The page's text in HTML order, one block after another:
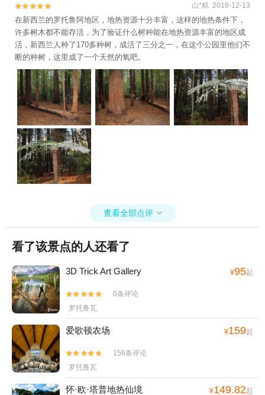

 山*糕 2018-12-13
在新西兰的罗托鲁阿地区，地热资源十分丰富，这样的地热条件下，
许多树木都不能存活，为了验证什么树种能在地热资源丰富的地区成
活，新西兰人种了170多种树，成活了三分之一，在这个公园里他们不
断的种树，这里成了一个天然的氧吧。
查看全部点评 
看了该景点的人还看了
3D Trick Art Gallery ¥95起


0条评论
罗托鲁瓦
爱歌顿农场 ¥159起


156条评论
罗托鲁瓦
怀·欧·塔普地热仙境 ¥149.82起